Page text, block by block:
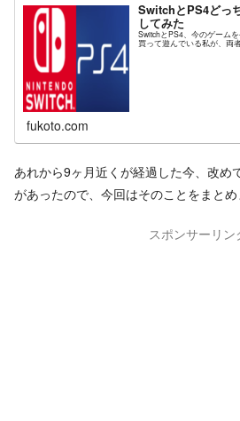
SwitchとPS4どっ
してみた
SwitchとPS4、今のゲーム
買って遊んでいる私が、両
fukoto.com
あれから9ヶ月近くが経過した今、改め
があったので、今回はそのことをまとめ
スポンサーリン